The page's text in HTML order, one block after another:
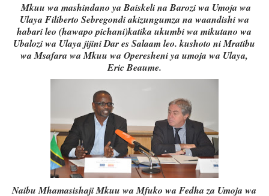
Mkuu wa mashindano ya Baiskeli na Barozi wa Umoja wa
Ulaya Filiberto Sebregondi akizungumza na waandishi wa
habari leo (hawapo pichani)katika ukumbi wa mikutano wa
Ubalozi wa Ulaya jijini Dar es Salaam leo. kushoto ni Mratibu
wa Msafara wa Mkuu wa Operesheni ya umoja wa Ulaya,
Eric Beaume.
Naibu Mhamasishaji Mkuu wa Mfuko wa Fedha za Umoja wa